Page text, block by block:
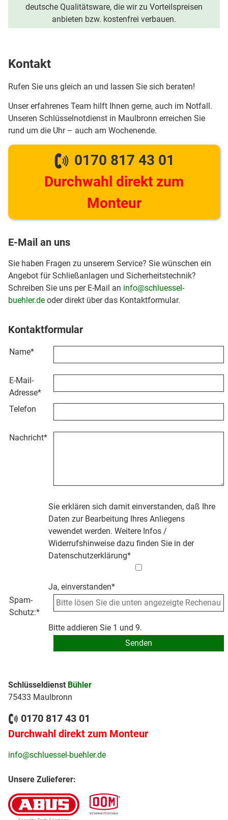
deutsche Qualitätsware, die wir zu Vorteilspreisen
anbieten bzw. kostenfrei verbauen.
Kontakt
Rufen Sie uns gleich an und lassen Sie sich beraten!
Unser erfahrenes Team hilft Ihnen gerne, auch im Notfall.
Unseren Schlüsselnotdienst in Maulbronn erreichen Sie
rund um die Uhr – auch am Wochenende.
0170 817 43 01
Durchwahl direkt zum
Monteur
E-Mail an uns
Sie haben Fragen zu unserem Service? Sie wünschen ein
Angebot für Schließanlagen und Sicherheitstechnik?
Schreiben Sie uns per E-Mail an info@schluessel-
buehler.de oder direkt über das Kontaktformular.
Kontaktformular
Name*
E-Mail-
Adresse*
Telefon
Nachricht*
Sie erklären sich damit einverstanden, daß Ihre
Daten zur Bearbeitung Ihres Anliegens
vewendet werden. Weitere Infos /
Widerrufshinweise dazu finden Sie in der
Datenschutzerklärung*
Ja, einverstanden*
Spam-
Schutz:*
Bitte addieren Sie 1 und 9.
Schlüsseldienst Bühler
75433 Maulbronn
0170 817 43 01
Durchwahl direkt zum Monteur
info@schluessel-buehler.de
Unsere Zulieferer: